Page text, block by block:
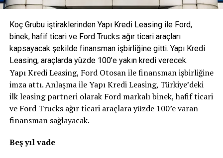
Koç Grubu iştiraklerinden Yapı Kredi Leasing ile Ford,
binek, hafif ticari ve Ford Trucks ağır ticari araçları
kapsayacak şekilde finansman işbirliğine gitti. Yapı Kredi
Leasing, araçlarda yüzde 100’e yakın kredi verecek.
Yapı Kredi Leasing, Ford Otosan ile finansman işbirliğine
imza attı. Anlaşma ile Yapı Kredi Leasing, Türkiye’deki
ilk leasing partneri olarak Ford markalı binek, hafif ticari
ve Ford Trucks ağır ticari araçlara yüzde 100’e varan
finansman sağlayacak.
Beş yıl vade